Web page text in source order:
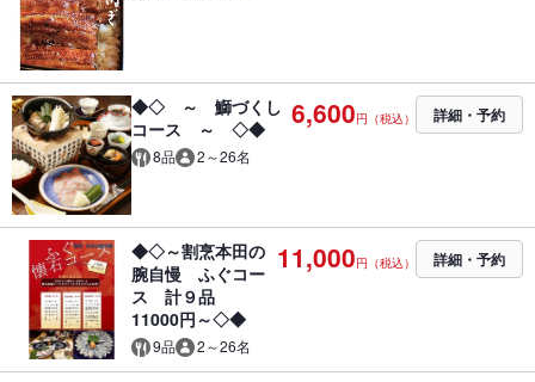
◆◇ ～ 鰤づくし
コース ～ ◇◆
8品 2～26名
6,600円（税込） 詳細・予約
◆◇～割烹本田の
腕自慢 ふぐコー
ス 計９品
11000円～◇◆
9品 2～26名
11,000円（税込） 詳細・予約